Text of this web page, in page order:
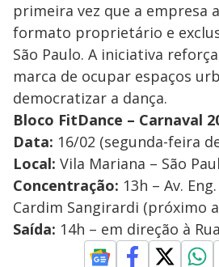
primeira vez que a empresa
formato proprietário e
São Paulo. A iniciativa
marca de ocupar espaços
democratizar a dança.
Bloco FitDance – Carnaval
Data: 16/02 (segunda-feira
Local: Vila Mariana – São
Concentração: 13h – Av.
Cardim Sangirardi (próximo
Saída: 14h – em direção à